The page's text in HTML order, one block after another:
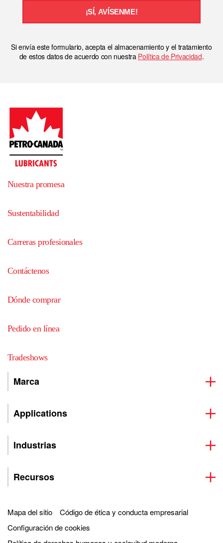
¡SÍ, AVÍSENME!
Si envía este formulario, acepta el almacenamiento y el tratamiento
de estos datos de acuerdo con nuestra Política de Privacidad.
Nuestra promesa
Sustentabilidad
Carreras profesionales
Contáctenos
Dónde comprar
Pedido en línea
Tradeshows
Marca
Applications
Industrias
Recursos
Mapa del sitio
Código de ética y conducta empresarial
Configuración de cookies